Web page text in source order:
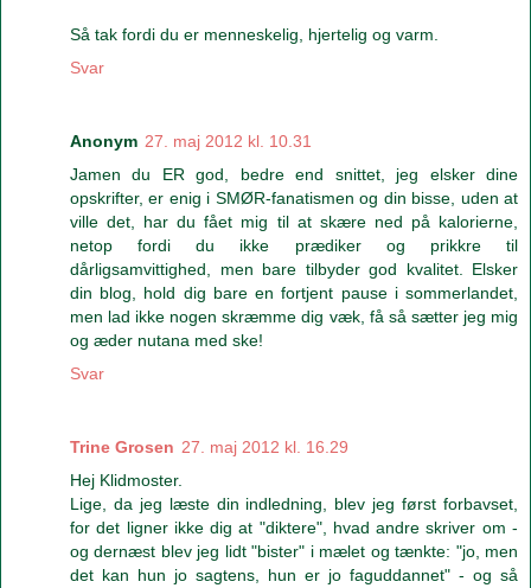
Så tak fordi du er menneskelig, hjertelig og varm.
Svar
Anonym 27. maj 2012 kl. 10.31
Jamen du ER god, bedre end snittet, jeg elsker dine
opskrifter, er enig i SMØR-fanatismen og din bisse, uden at
ville det, har du fået mig til at skære ned på kalorierne,
netop fordi du ikke prædiker og prikkre til
dårligsamvittighed, men bare tilbyder god kvalitet. Elsker
din blog, hold dig bare en fortjent pause i sommerlandet,
men lad ikke nogen skræmme dig væk, få så sætter jeg mig
og æder nutana med ske!
Svar
Trine Grosen 27. maj 2012 kl. 16.29
Hej Klidmoster.
Lige, da jeg læste din indledning, blev jeg først forbavset,
for det ligner ikke dig at "diktere", hvad andre skriver om -
og dernæst blev jeg lidt "bister" i mælet og tænkte: "jo, men
det kan hun jo sagtens, hun er jo faguddannet" - og så